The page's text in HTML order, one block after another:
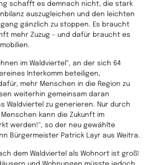
schafft es demnach nicht, die stark
auszugleichen und den leichten
gänzlich zu stoppen. Es braucht
mehr Zuzug – und dafür braucht es
im Waldviertel“, an der sich 64
Interkomm beteiligen,
mehr Menschen in die Region zu
weiterhin gemeinsam daran
Waldviertel zu generieren. Nur durch
kann die Zukunft im
werden!“, so der neu gewählte
Bürgermeister Patrick Layr aus Weitra.
dem Waldviertel als Wohnort ist groß!